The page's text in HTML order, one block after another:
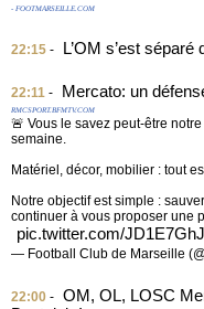
- FOOTMARSEILLE.COM
22:15 - L’OM s’est
22:11 - Mercato: un
RMCSPORT.BFMTV.COM
🚨 Vous le savez peut-être
semaine.
Matériel, décor, mobilier : tout
Notre objectif est simple :
continuer à vous proposer une
pic.twitter.com/
— Football Club de Marseille
22:00 - OM, OL, LOSC